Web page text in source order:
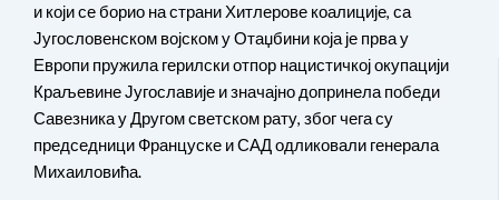
и који се борио на страни Хитлерове коалиције, са
Југословенском војском у Отаџбини која је прва у
Европи пружила герилски отпор нацистичкој окупацији
Краљевине Југославије и значајно допринела победи
Савезника у Другом светском рату, због чега су
председници Француске и САД одликовали генерала
Михаиловића.